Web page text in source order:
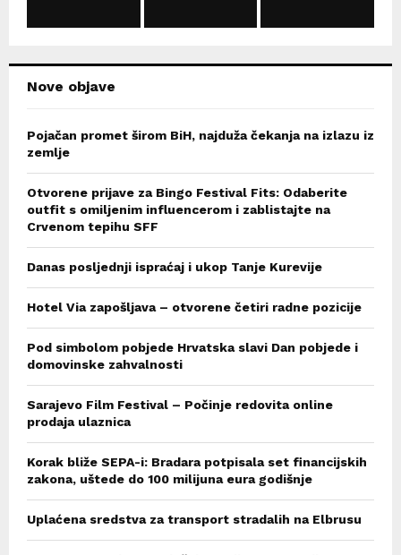
Nove objave
Pojačan promet širom BiH, najduža čekanja na izlazu iz
zemlje
Otvorene prijave za Bingo Festival Fits: Odaberite
outfit s omiljenim influencerom i zablistajte na
Crvenom tepihu SFF
Danas posljednji ispraćaj i ukop Tanje Kurevije
Hotel Via zapošljava – otvorene četiri radne pozicije
Pod simbolom pobjede Hrvatska slavi Dan pobjede i
domovinske zahvalnosti
Sarajevo Film Festival – Počinje redovita online
prodaja ulaznica
Korak bliže SEPA-i: Bradara potpisala set financijskih
zakona, uštede do 100 milijuna eura godišnje
Uplaćena sredstva za transport stradalih na Elbrusu